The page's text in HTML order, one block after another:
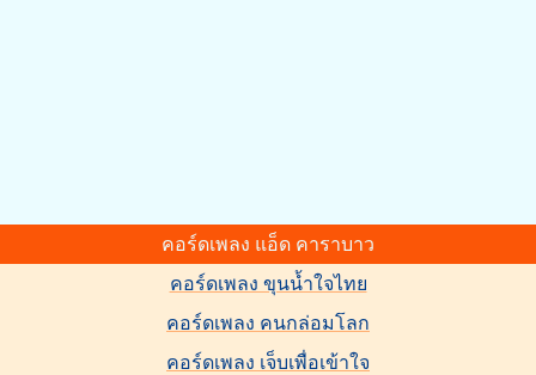
คอร์ดเพลง แอ็ด คาราบาว
คอร์ดเพลง ขุนน้ำใจไทย
คอร์ดเพลง คนกล่อมโลก
คอร์ดเพลง เจ็บเพื่อเข้าใจ